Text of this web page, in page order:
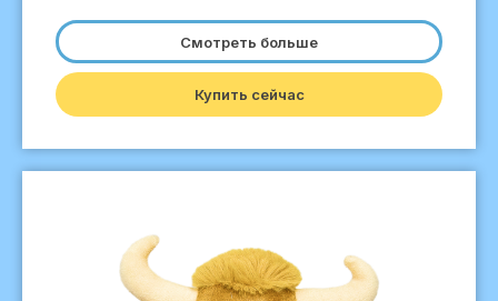
Смотреть больше
Купить сейчас